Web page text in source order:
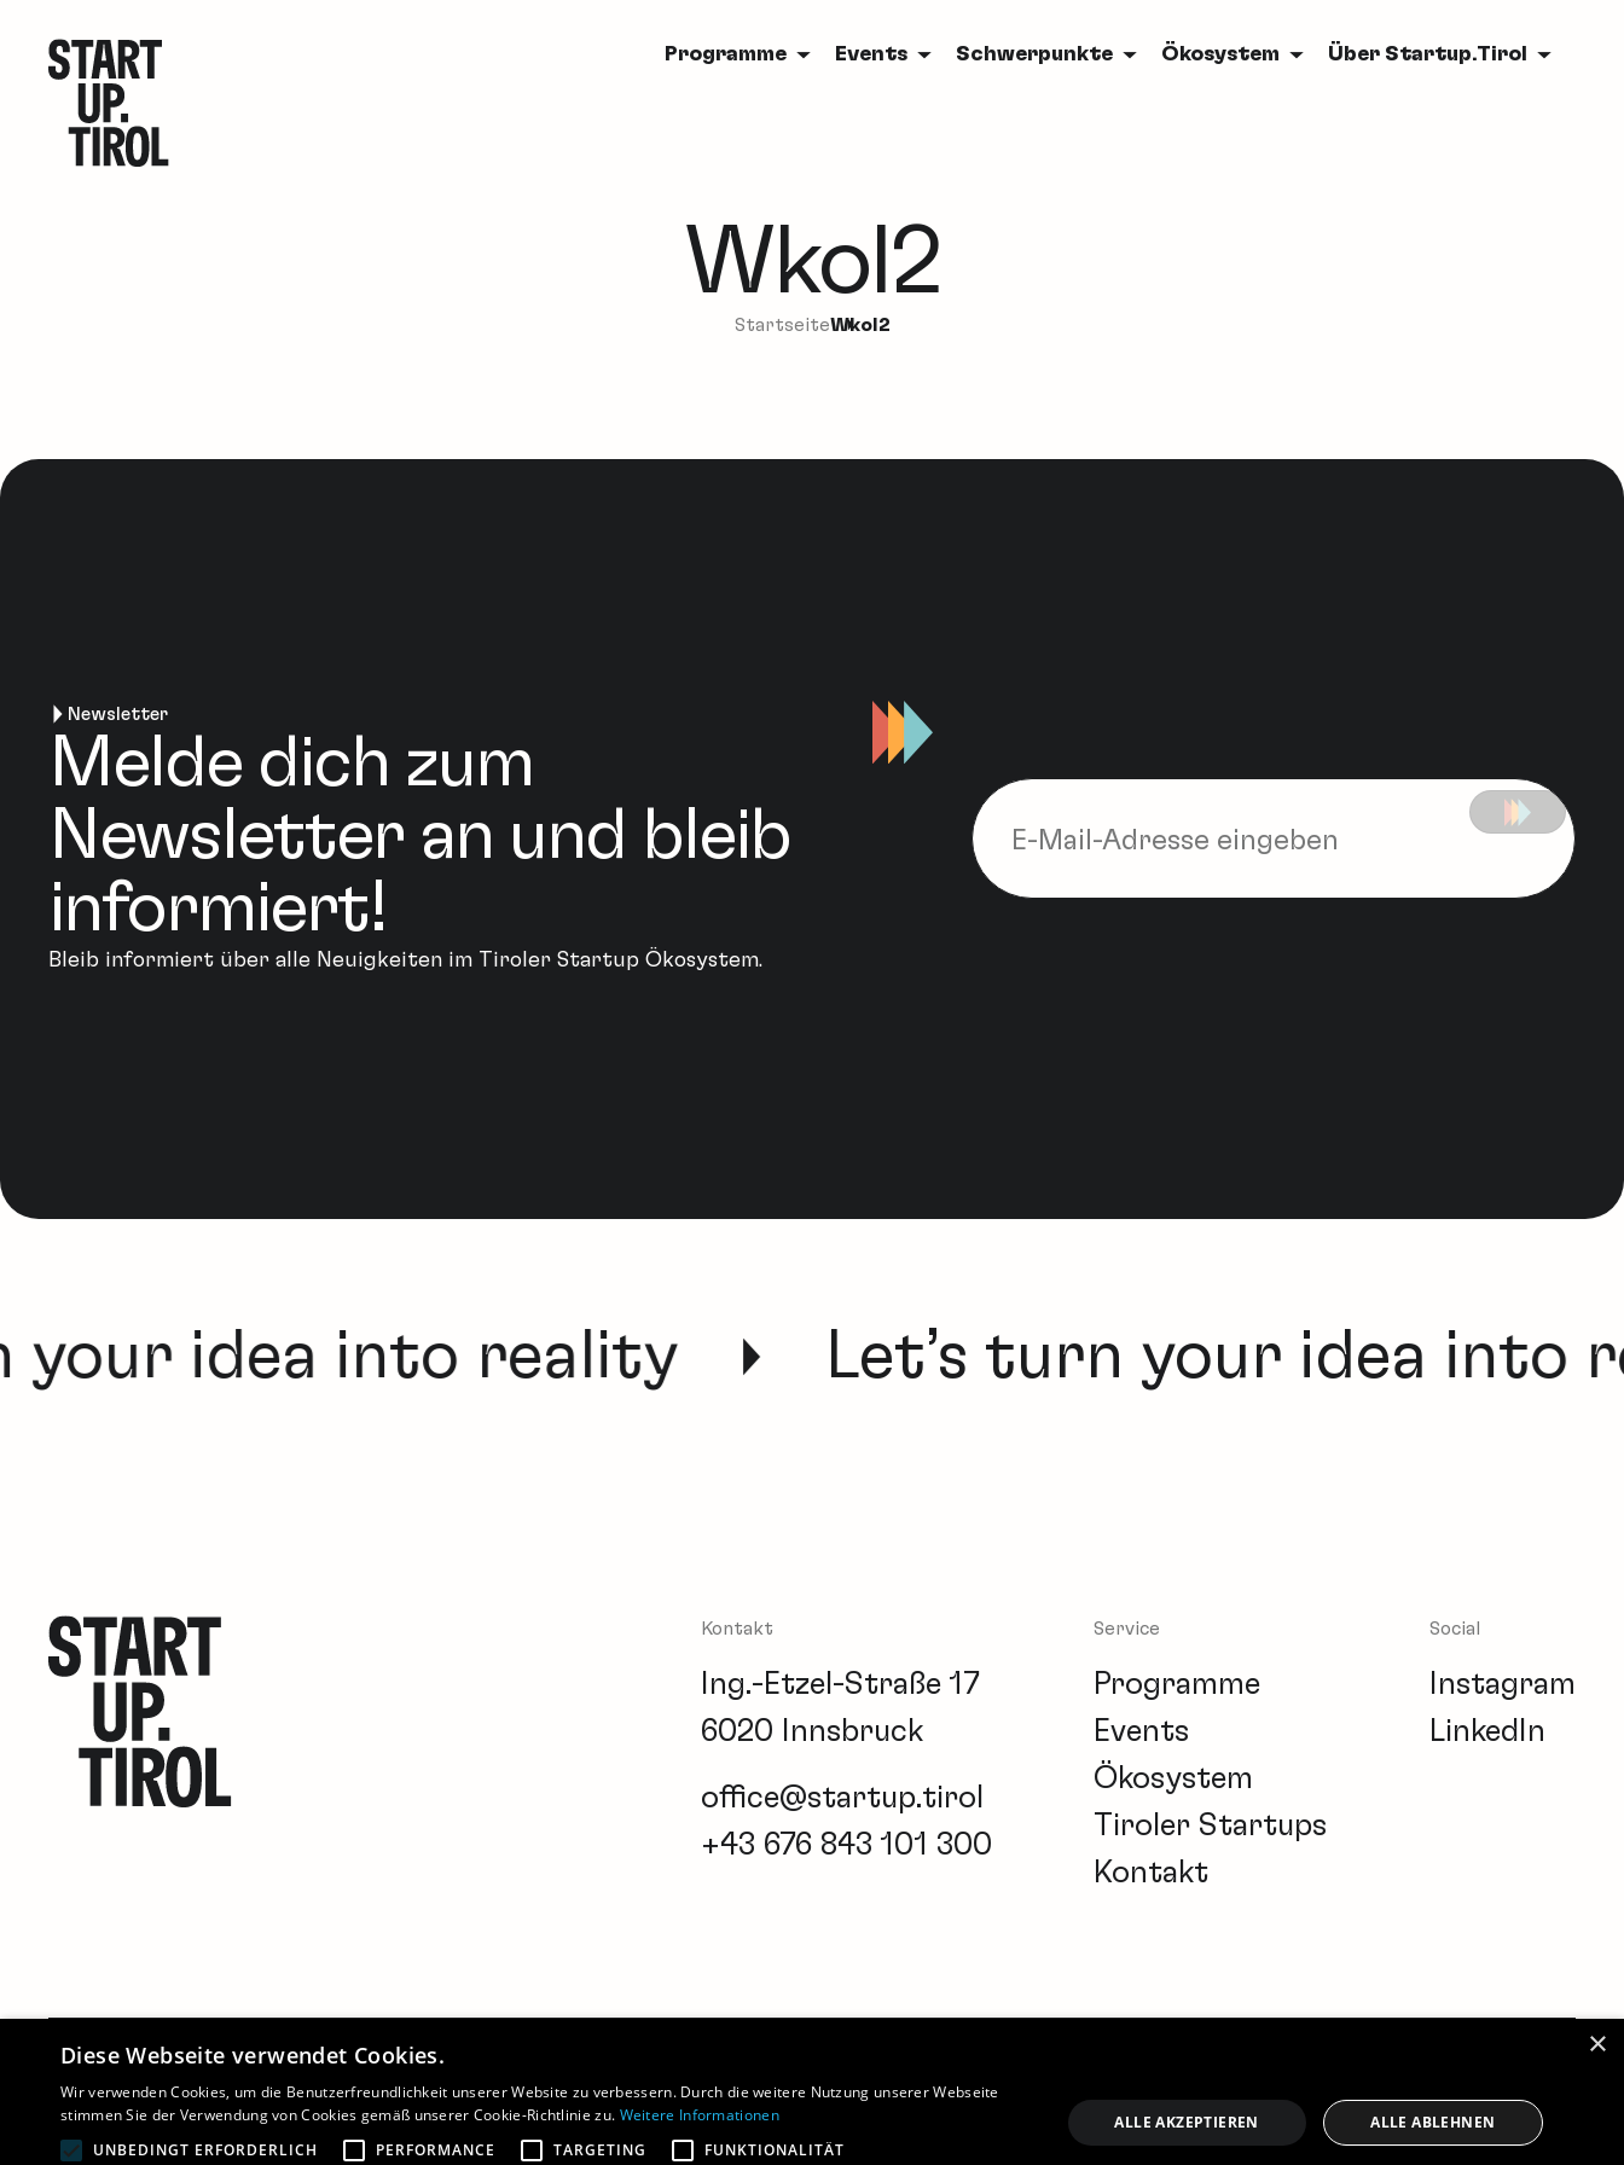
Programme Events Schwerpunkte Ökosystem Über Startup.Tirol
Wkol2
StartseiteWkol2
Newsletter
Melde dich zum
Newsletter an und bleib
informiert!
Bleib informiert über alle Neuigkeiten im Tiroler Startup Ökosystem.
idea into reality Let’s turn your idea into
Kontakt
Ing.-Etzel-Straße 17
6020 Innsbruck
office@startup.tirol
+43 676 843 101 300
Service
Programme
Events
Ökosystem
Tiroler Startups
Kontakt
Social
Instagram
LinkedIn
×
Diese Webseite verwendet Cookies.
Wir verwenden Cookies, um die Benutzerfreundlichkeit unserer Website zu verbessern. Durch die weitere Nutzung unserer Webseite
stimmen Sie der Verwendung von Cookies gemäß unserer Cookie-Richtlinie zu. Weitere Informationen
UNBEDINGT ERFORDERLICH
PERFORMANCE TARGETING FUNKTIONALITÄT
ALLE AKZEPTIEREN ALLE ABLEHNEN